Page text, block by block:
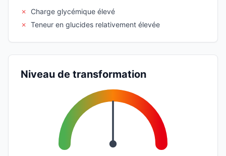
✗
Charge glycémique élevé
✗ Teneur en glucides relativement élevée
Niveau de transformation